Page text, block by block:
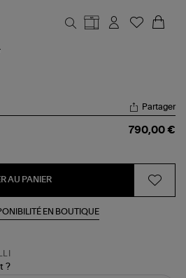
Partager
790,00 €
AU PANIER
EN BOUTIQUE
?